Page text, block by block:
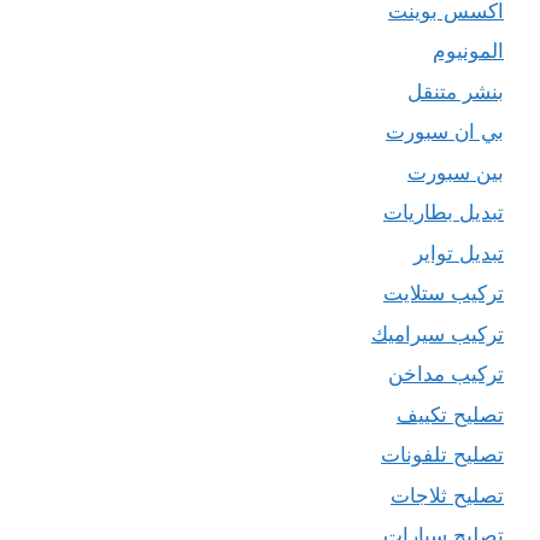
اكسس بوينت
المونيوم
بنشر متنقل
بي ان سبورت
بين سبورت
تبديل بطاريات
تبديل تواير
تركيب ستلايت
تركيب سيراميك
تركيب مداخن
تصليح تكييف
تصليح تلفونات
تصليح ثلاجات